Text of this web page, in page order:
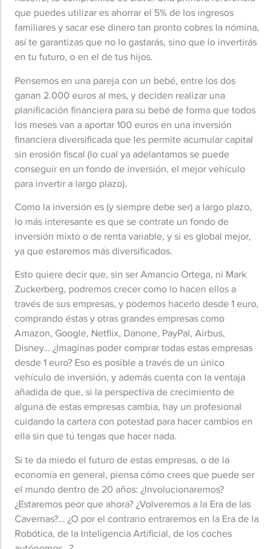
que puedes utilizar es ahorrar el 5% de los ingresos
familiares y sacar ese dinero tan pronto cobres la nómina,
así te garantizas que no lo gastarás, sino que lo invertirás
en tu futuro, o en el de tus hijos.
Pensemos en una pareja con un bebé, entre los dos
ganan 2.000 euros al mes, y deciden realizar una
planificación financiera para su bebé de forma que todos
los meses van a aportar 100 euros en una inversión
financiera diversificada que les permite acumular capital
sin erosión fiscal (lo cual ya adelantamos se puede
conseguir en un fondo de inversión, el mejor vehículo
para invertir a largo plazo).
Como la inversión es (y siempre debe ser) a largo plazo,
lo más interesante es que se contrate un fondo de
inversión mixto o de renta variable, y si es global mejor,
ya que estaremos más diversificados.
Esto quiere decir que, sin ser Amancio Ortega, ni Mark
Zuckerberg, podremos crecer como lo hacen ellos a
través de sus empresas, y podemos hacerlo desde 1 euro,
comprando éstas y otras grandes empresas como
Amazon, Google, Netflix, Danone, PayPal, Airbus,
Disney… ¿Imaginas poder comprar todas estas empresas
desde 1 euro? Eso es posible a través de un único
vehículo de inversión, y además cuenta con la ventaja
añadida de que, si la perspectiva de crecimiento de
alguna de estas empresas cambia, hay un profesional
cuidando la cartera con potestad para hacer cambios en
ella sin que tú tengas que hacer nada.
Si te da miedo el futuro de estas empresas, o de la
economía en general, piensa cómo crees que puede ser
el mundo dentro de 20 años: ¿Involucionaremos?
¿Estaremos peor que ahora? ¿Volveremos a la Era de las
Cavernas?… ¿O por el contrario entraremos en la Era de la
Robótica, de la Inteligencia Artificial, de los coches